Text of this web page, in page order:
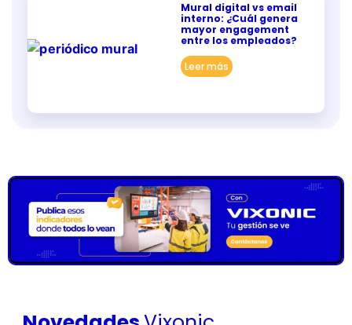
Mural digital vs email
interno: ¿Cuál genera
mayor engagement
entre los empleados?
Leer más